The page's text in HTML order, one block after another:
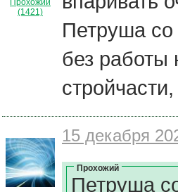
Прохожий
(1421)
Петруша
без работы
15 декабря
Прохожий
Петруша